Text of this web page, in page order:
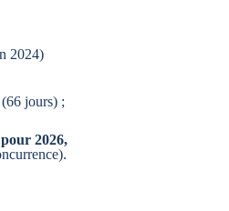
2024)
jours) ;
2026,